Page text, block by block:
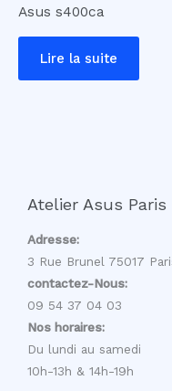
Asus s400ca
Lire la suite
Atelier Asus Paris
Adresse:
3 Rue Brunel 75017
contactez-Nous:
09 54 37 04 03
Nos horaires:
Du lundi au samedi
10h-13h & 14h-19h